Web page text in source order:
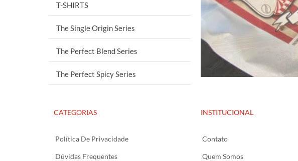
T-SHIRTS
The Single Origin Series
The Perfect Blend Series
The Perfect Spicy Series
CATEGORIAS
Política De Privacidade
Dúvidas Frequentes
INSTITUCIONAL
Contato
Quem Somos